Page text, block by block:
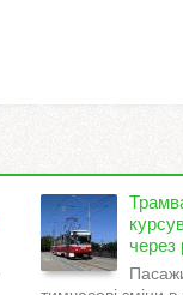
через